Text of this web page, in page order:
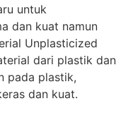
untuk
dan kuat namun
Unplasticized
dari plastik dan
pada plastik,
dan kuat.